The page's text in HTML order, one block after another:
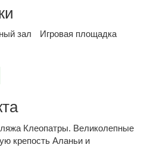
зал
Игровая площадка
Клеопатры. Великолепные
крепость Аланьи и